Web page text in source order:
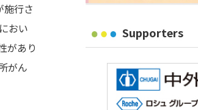
施行さ
おい
があり
がん
Supporters